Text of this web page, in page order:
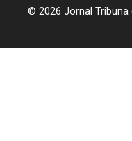
© 2026 Jornal Tribuna